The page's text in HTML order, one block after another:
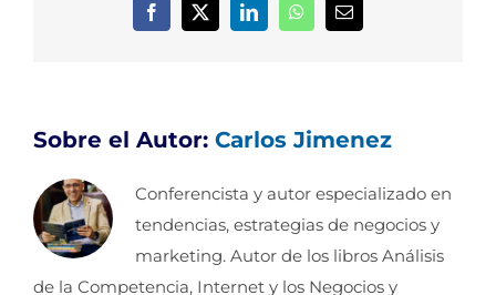
Facebook
X LinkedInWhatsAppCorreo
Sobre el Autor: Carlos Jimenez
Conferencista y autor especializado en
tendencias, estrategias de negocios y
marketing. Autor de los libros Análisis
de la Competencia, Internet y los Negocios y